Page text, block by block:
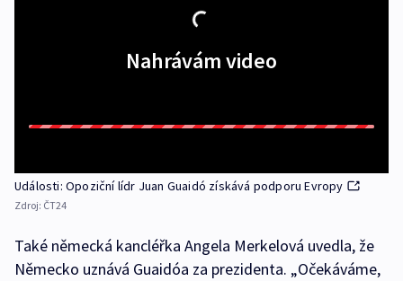
Nahrávám video
Události: Opoziční lídr Juan Guaidó získává podporu Evropy
Zdroj: ČT24
Také německá kancléřka Angela Merkelová uvedla, že
Německo uznává Guaidóa za prezidenta. „Očekáváme,